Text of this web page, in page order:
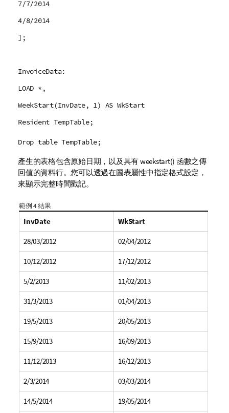
7/7/2014
4/8/2014
];
InvoiceData:
LOAD *,
WeekStart(InvDate, 1) AS WkStart
Resident TempTable;
Drop table TempTable;
產生的表格包含原始日期，以及具有weekstart() 函數之傳
回值的資料行。您可以透過在圖表屬性中指定格式設定，
來顯示完整時間戳記。
範例 4 結果
InvDate WkStart
28/03/2012 02/04/2012
10/12/2012 17/12/2012
5/2/2013 11/02/2013
31/3/2013 01/04/2013
19/5/2013 20/05/2013
15/9/2013 16/09/2013
11/12/2013 16/12/2013
2/3/2014 03/03/2014
14/5/2014 19/05/2014